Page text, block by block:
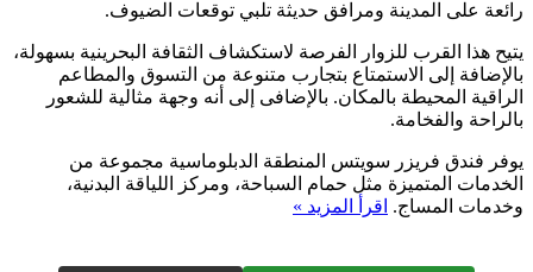
رائعة على المدينة ومرافق حديثة تلبي توقعات الضيوف.
يتيح هذا القرب للزوار الفرصة لاستكشاف الثقافة البحرينية بسهولة،
بالإضافة إلى الاستمتاع بتجارب متنوعة من التسوق والمطاعم
الراقية المحيطة بالمكان. بالإضافى إلى أنه وجهة مثالية للشعور
بالراحة والفخامة.
يوفر فندق فريزر سويتس المنطقة الدبلوماسية مجموعة من
الخدمات المتميزة مثل حمام السباحة، ومركز اللياقة البدنية،
وخدمات المساج. اقرأ المزيد »